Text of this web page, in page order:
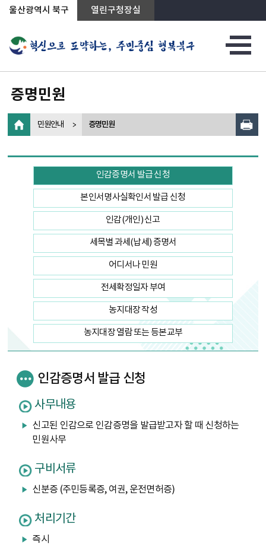
상단메뉴로 바로가기
전체메뉴로 바로가기
왼쪽메뉴로 바로가기
본문으로 바로가기
울산광역시 북구 열린구청장실
증명민원
민원안내 증명민원
인감증명서 발급 신청
본인서명사실확인서 발급 신청
인감(개인) 신고
세목별 과세(납세) 증명서
어디서나 민원
전세확정일자 부여
농지대장 작성
농지대장 열람 또는 등본교부
인감증명서 발급 신청
사무내용
신고된 인감으로 인감증명을 발급받고자 할 때 신청하는
민원사무
구비서류
신분증 (주민등록증, 여권, 운전면허증)
처리기간
즉시